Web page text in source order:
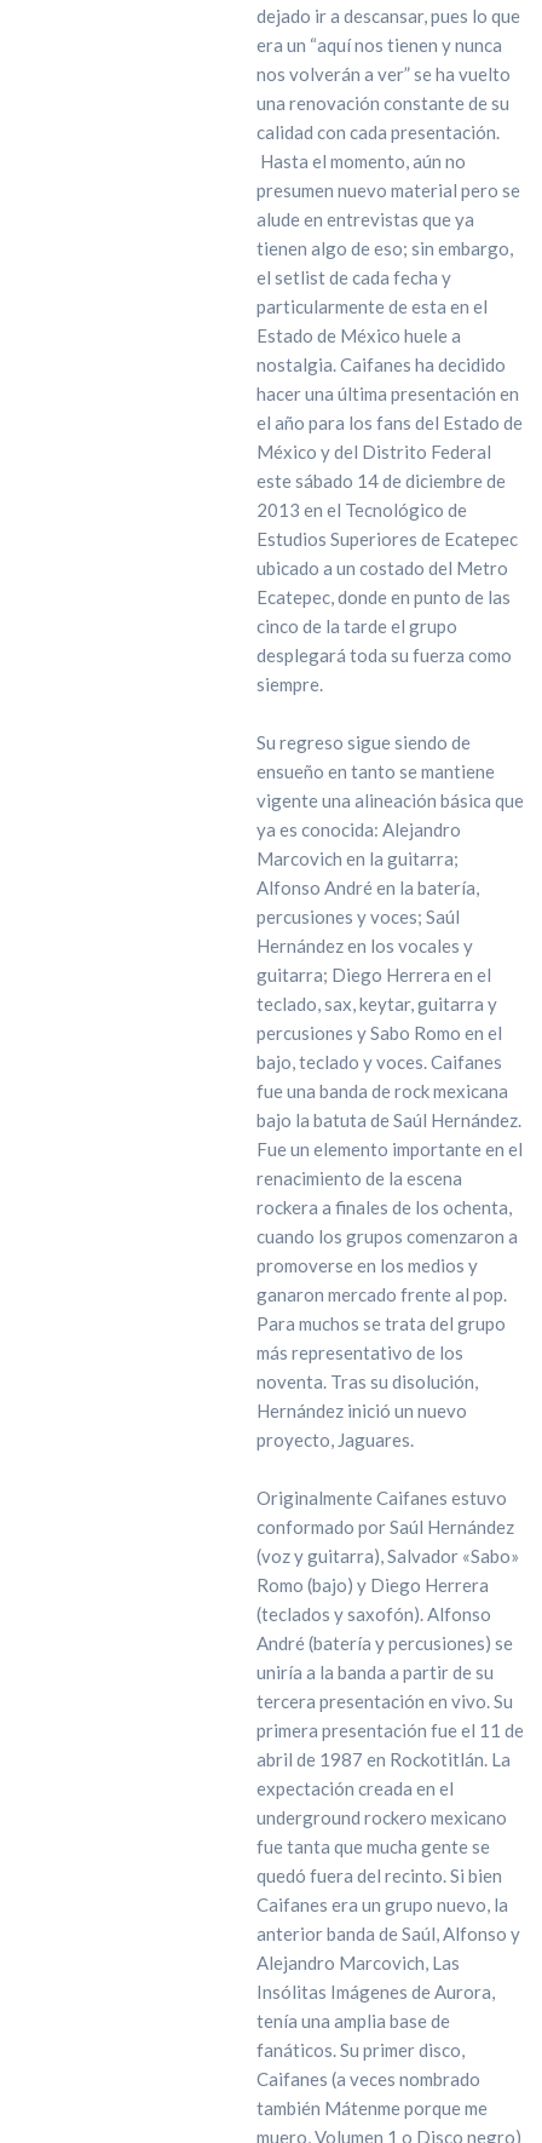
dejado ir a descansar, pues lo que
era un “aquí nos tienen y nunca
nos volverán a ver” se ha vuelto
una renovación constante de su
calidad con cada presentación.
Hasta el momento, aún no
presumen nuevo material pero se
alude en entrevistas que ya
tienen algo de eso; sin embargo,
el setlist de cada fecha y
particularmente de esta en el
Estado de México huele a
nostalgia. Caifanes ha decidido
hacer una última presentación en
el año para los fans del Estado de
México y del Distrito Federal
este sábado 14 de diciembre de
2013 en el Tecnológico de
Estudios Superiores de Ecatepec
ubicado a un costado del Metro
Ecatepec, donde en punto de las
cinco de la tarde el grupo
desplegará toda su fuerza como
siempre.
Su regreso sigue siendo de
ensueño en tanto se mantiene
vigente una alineación básica que
ya es conocida: Alejandro
Marcovich en la guitarra;
Alfonso André en la batería,
percusiones y voces; Saúl
Hernández en los vocales y
guitarra; Diego Herrera en el
teclado, sax, keytar, guitarra y
percusiones y Sabo Romo en el
bajo, teclado y voces. Caifanes
fue una banda de rock mexicana
bajo la batuta de Saúl Hernández.
Fue un elemento importante en el
renacimiento de la escena
rockera a finales de los ochenta,
cuando los grupos comenzaron a
promoverse en los medios y
ganaron mercado frente al pop.
Para muchos se trata del grupo
más representativo de los
noventa. Tras su disolución,
Hernández inició un nuevo
proyecto, Jaguares.
Originalmente Caifanes estuvo
conformado por Saúl Hernández
(voz y guitarra), Salvador «Sabo»
Romo (bajo) y Diego Herrera
(teclados y saxofón). Alfonso
André (batería y percusiones) se
uniría a la banda a partir de su
tercera presentación en vivo. Su
primera presentación fue el 11 de
abril de 1987 en Rockotitlán. La
expectación creada en el
underground rockero mexicano
fue tanta que mucha gente se
quedó fuera del recinto. Si bien
Caifanes era un grupo nuevo, la
anterior banda de Saúl, Alfonso y
Alejandro Marcovich, Las
Insólitas Imágenes de Aurora,
tenía una amplia base de
fanáticos. Su primer disco,
Caifanes (a veces nombrado
también Mátenme porque me
muero, Volumen 1 o Disco negro)